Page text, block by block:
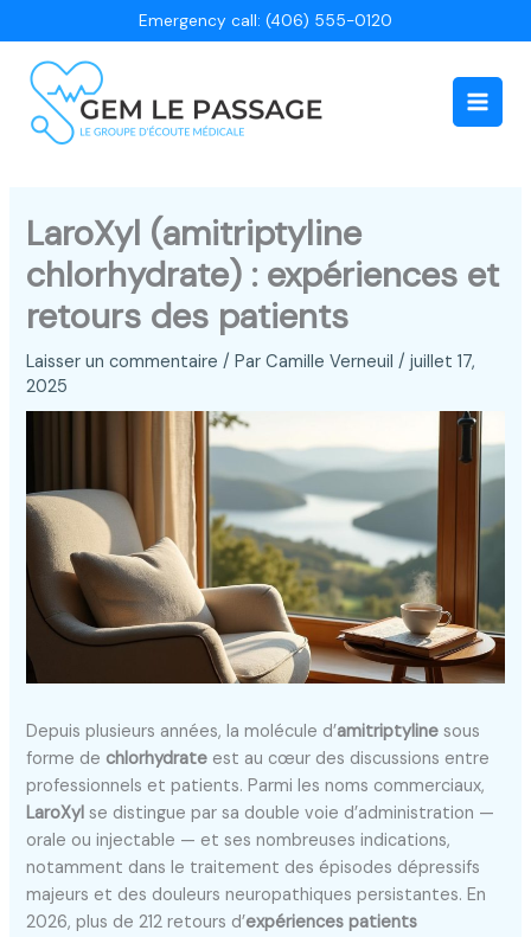
au
contenu
Emergency call: (406) 555-0120
Main
LaroXyl (amitriptyline
chlorhydrate) : expériences et
retours des patients
Laisser un commentaire / ParCamille Verneuil/juillet 17,
2025
Depuis plusieurs années, la molécule d’amitriptyline sous
forme de chlorhydrate est au cœur des discussions entre
professionnels et patients. Parmi les noms commerciaux,
LaroXyl se distingue par sa double voie d’administration —
orale ou injectable — et ses nombreuses indications,
notamment dans le traitement des épisodes dépressifs
majeurs et des douleurs neuropathiques persistantes. En
2026, plus de 212 retours d’expériences patients